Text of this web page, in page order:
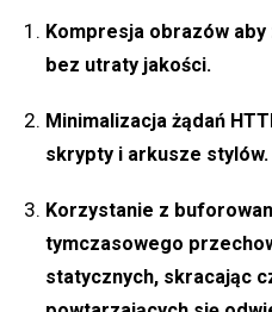
Kompresja obrazów
bez utraty jakości.
Minimalizacja żądań
skrypty i arkusze stylów.
Korzystanie z
tymczasowego
statycznych, skracając